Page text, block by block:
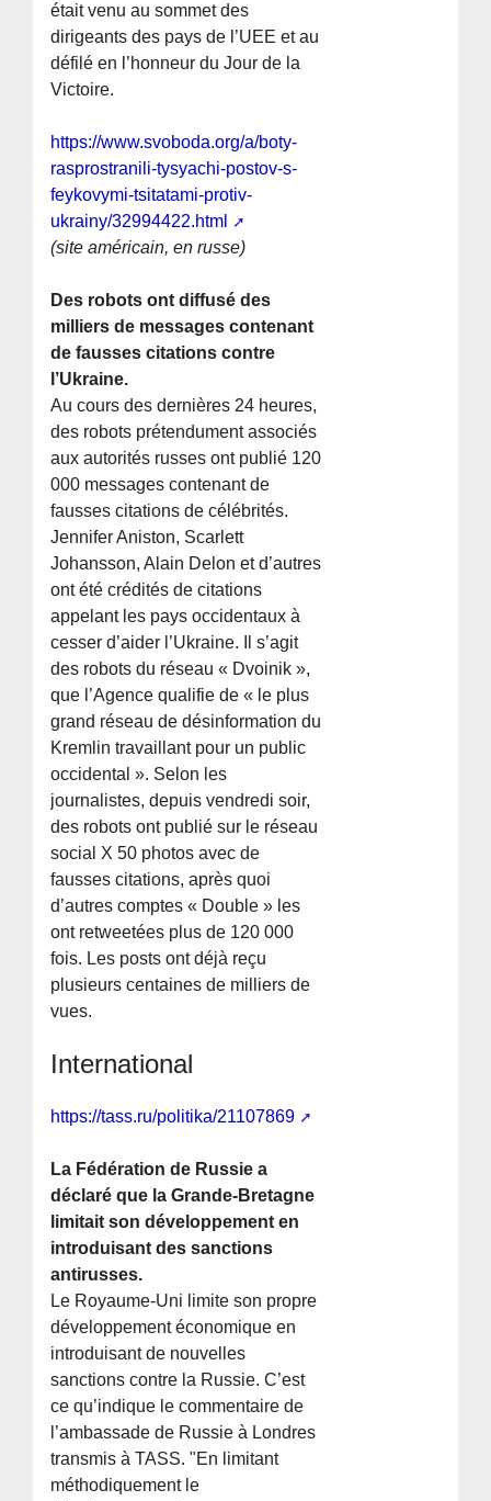
était venu au sommet des
dirigeants des pays de l’UEE et au
défilé en l’honneur du Jour de la
Victoire.
https://www.svoboda.org/a/boty-
rasprostranili-tysyachi-postov-s-
feykovymi-tsitatami-protiv-
ukrainy/32994422.html
(site américain, en russe)
Des robots ont diffusé des
milliers de messages contenant
de fausses citations contre
l’Ukraine.
Au cours des dernières 24 heures,
des robots prétendument associés
aux autorités russes ont publié 120
000 messages contenant de
fausses citations de célébrités.
Jennifer Aniston, Scarlett
Johansson, Alain Delon et d’autres
ont été crédités de citations
appelant les pays occidentaux à
cesser d’aider l’Ukraine. Il s’agit
des robots du réseau « Dvoinik »,
que l’Agence qualifie de « le plus
grand réseau de désinformation du
Kremlin travaillant pour un public
occidental ». Selon les
journalistes, depuis vendredi soir,
des robots ont publié sur le réseau
social X 50 photos avec de
fausses citations, après quoi
d’autres comptes « Double » les
ont retweetées plus de 120 000
fois. Les posts ont déjà reçu
plusieurs centaines de milliers de
vues.
International
https://tass.ru/politika/21107869
La Fédération de Russie a
déclaré que la Grande-Bretagne
limitait son développement en
introduisant des sanctions
antirusses.
Le Royaume-Uni limite son propre
développement économique en
introduisant de nouvelles
sanctions contre la Russie. C’est
ce qu’indique le commentaire de
l’ambassade de Russie à Londres
transmis à TASS. "En limitant
méthodiquement le